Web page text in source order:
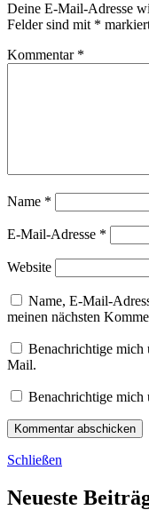
Deine E-Mail-Adresse
Felder sind mit *
Kommentar *
Name *
E-Mail-Adresse *
Website
Name, E-Mail-
meinen nächsten
Benachrichtige mich
Mail.
Benachrichtige mich
Schließen
Neueste